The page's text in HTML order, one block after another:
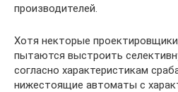
производителей.
Хотя некторые
пытаются выстроить
согласно характеристикам
нижестоящие автоматы с